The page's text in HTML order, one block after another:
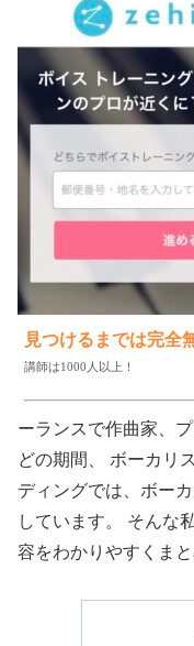
見つけるまでは完全
講師は1000人以上！
ーランスで作曲家、
どの期間、 ボーカリ
ディングでは、ボー
しています。 そんな
容をわかりやすくまと